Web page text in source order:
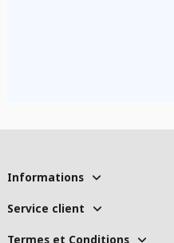
Informations
Service client
Termes et Conditions